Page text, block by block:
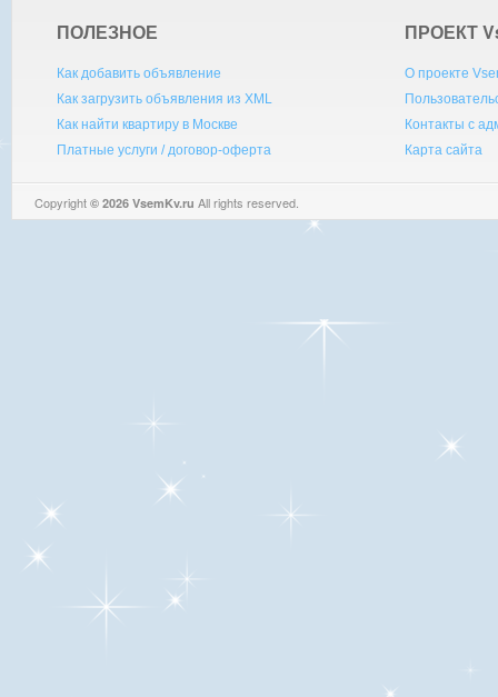
ПОЛЕЗНОЕ
Как добавить объявление
Как загрузить объявления из XML
Как найти квартиру в Москве
Платные услуги / договор-оферта
ПРОЕКТ V
О проекте
Контакты с
Карта сайта
Copyright © 2026 VsemKv.ru All rights reserved.